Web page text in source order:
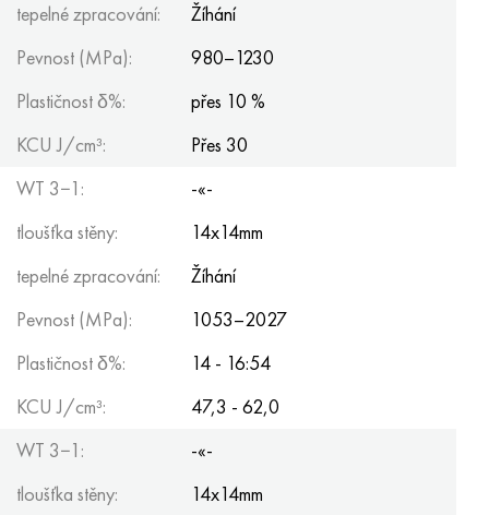
tepelné zpracování:
Žíhání
Pevnost (MPa):
980–1230
Plastičnost δ%:
přes 10 %
KCU J/cm³:
Přes 30
WT 3−1:
-«-
tloušťka stěny:
14x14mm
tepelné zpracování:
Žíhání
Pevnost (MPa):
1053–2027
Plastičnost δ%:
14 - 16:54
KCU J/cm³:
47,3 - 62,0
WT 3−1:
-«-
tloušťka stěny:
14x14mm